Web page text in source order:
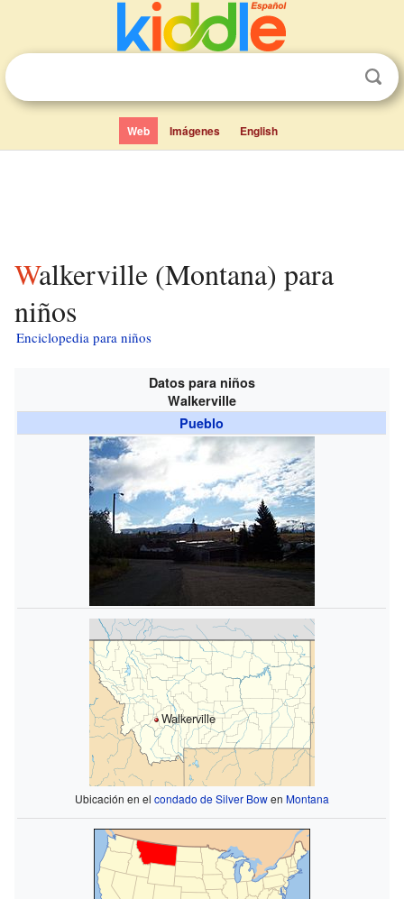
Web Imágenes English
Walkerville (Montana) para
niños
Enciclopedia para niños
Datos para niños
Walkerville
Pueblo
Walkerville
Ubicación en el condado de Silver Bowen Montana